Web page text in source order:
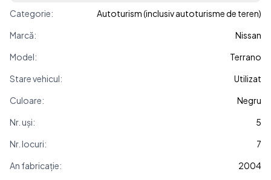
Categorie:
Autoturism (inclusiv autoturisme de teren)
Marcă:
Nissan
Model:
Terrano
Stare vehicul:
Utilizat
Culoare:
Negru
Nr. uși:
5
Nr. locuri:
7
An fabricație:
2004